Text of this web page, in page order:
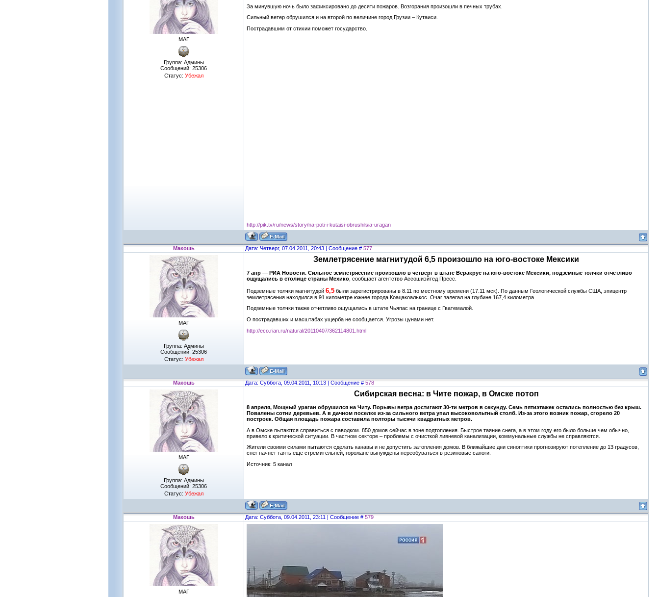
МАГ
Группа: Админы
Сообщений: 25306
Статус: Убежал
За минувшую ночь было зафиксировано до десяти пожаров. Возгорания произошли в печных трубах.
Сильный ветер обрушился и на второй по величине город Грузии – Кутаиси.
Пострадавшим от стихии поможет государство.
http://pik.tv/ru/news/story/na-poti-i-kutaisi-obrushilsia-uragan
Макошь Дата: Четверг, 07.04.2011, 20:43 | Сообщение # 577
МАГ
Группа: Админы
Сообщений: 25306
Статус: Убежал
Землетрясение магнитудой 6,5 произошло на юго-востоке Мексики
7 апр — РИА Новости. Сильное землетрясение произошло в четверг в штате Веракрус на юго-востоке Мексики, подземные толчки отчетливо
ощущались в столице страны Мехико , сообщает агентство Ассошиэйтед Пресс.
Подземные толчки магнитудой 6,5 были зарегистрированы в 8.11 по местному времени (17.11 мск). По данным Геологической службы США, эпицентр
землетрясения находился в 91 километре южнее города Коацакоалькос. Очаг залегал на глубине 167,4 километра.
Подземные толчки также отчетливо ощущались в штате Чьяпас на границе с Гватемалой.
О пострадавших и масштабах ущерба не сообщается. Угрозы цунами нет.
http://eco.rian.ru/natural/20110407/362114801.html
Макошь Дата: Суббота, 09.04.2011, 10:13 | Сообщение # 578
МАГ
Группа: Админы
Сообщений: 25306
Статус: Убежал
Сибирская весна: в Чите пожар, в Омске потоп
8 апреля, Мощный ураган обрушился на Читу. Порывы ветра достигают 30-ти метров в секунду. Семь пятиэтажек остались полностью без крыш.
Повалены сотни деревьев. А в дачном поселке из-за сильного ветра упал высоковольтный столб. Из-за этого возник пожар, сгорело 20
построек. Общая площадь пожара составила полторы тысячи квадратных метров.
А в Омске пытаются справиться с паводком. 850 домов сейчас в зоне подтопления. Быстрое таяние снега, а в этом году его было больше чем обычно,
привело к критической ситуации. В частном секторе – проблемы с очисткой ливневой канализации, коммунальные службы не справляются.
Жители своими силами пытаются сделать канавы и не допустить затопления домов. В ближайшие дни синоптики прогнозируют потепление до 13 градусов,
снег начнет таять еще стремительней, горожане вынуждены переобуваться в резиновые сапоги.
Источник: 5 канал
Макошь Дата: Суббота, 09.04.2011, 23:11 | Сообщение # 579
МАГ